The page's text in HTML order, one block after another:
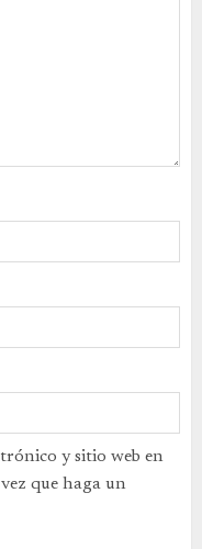
y sitio web en
que haga un